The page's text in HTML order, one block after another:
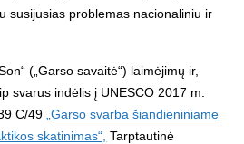
susijusias problemas nacionaliniu ir
(„Garso savaitė“) laimėjimų ir,
svarus indėlis į UNESCO 2017 m.
C/49 „Garso svarba šiandieniniame
skatinimas“, Tarptautinė